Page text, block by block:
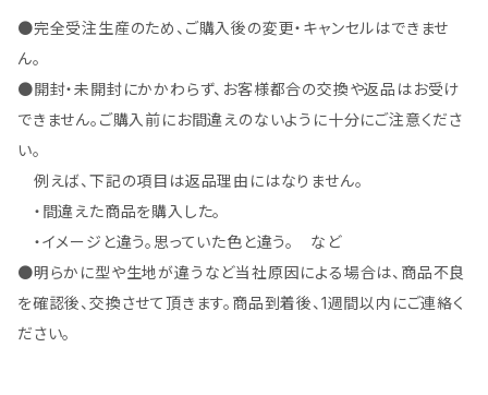
●完全受注生産のため、ご購入後の変更・キャンセルはできませ
ん。
●開封・未開封にかかわらず、お客様都合の交換や返品はお受け
できません。ご購入前にお間違えのないように十分にご注意くださ
い。
例えば、下記の項目は返品理由にはなりません。
・間違えた商品を購入した。
・イメージと違う。思っていた色と違う。 など
●明らかに型や生地が違うなど当社原因による場合は、商品不良
を確認後、交換させて頂きます。商品到着後、1週間以内にご連絡く
ださい。